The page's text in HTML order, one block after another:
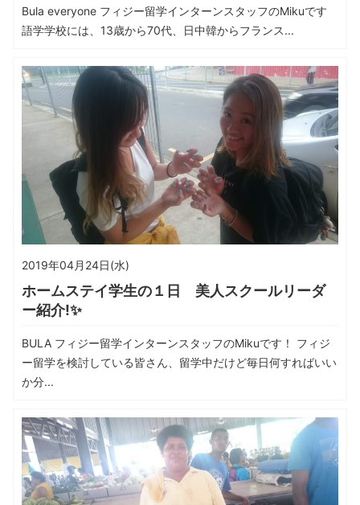
Bula everyone フィジー留学インターンスタッフのMikuです
語学学校には、13歳から70代、日中韓からフランス...
2019年04月24日(水)
ホームステイ学生の１日 美人スクールリーダ
ー紹介!✨
BULA フィジー留学インターンスタッフのMikuです！ フィジ
ー留学を検討している皆さん、留学中だけど毎日何すればいい
か分...